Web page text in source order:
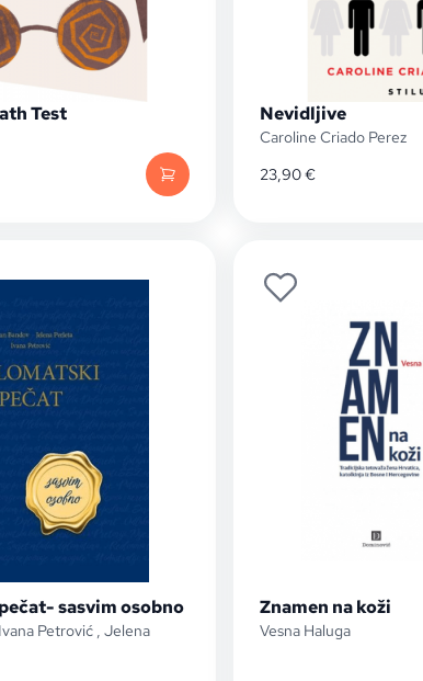
Test Nevidljive
Caroline Criado Perez
23,90€
sasvim osobno
Ivana Petrović, Jelena
Znamen na koži
Vesna Haluga